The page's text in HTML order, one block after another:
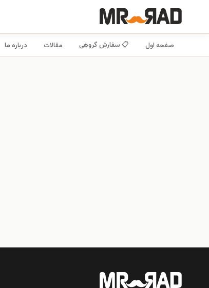
صفحه اول 📋 سفارش گروهی مقالات درباره ما